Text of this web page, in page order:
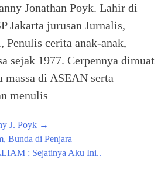
Jonathan Poyk. Lahir di
Jakarta jurusan Jurnalis,
Penulis cerita anak-anak,
sejak 1977. Cerpennya dimuat
massa di ASEAN serta
menulis
J. Poyk →
Bunda di Penjara
: Sejatinya Aku Ini..